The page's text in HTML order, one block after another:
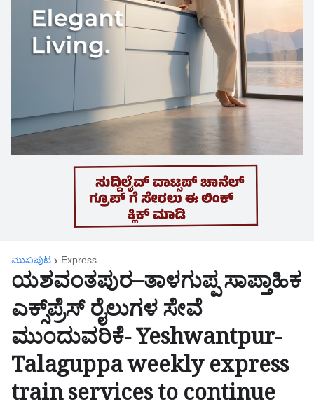
ಮುಖಪುಟ Express
ಯಶವಂತಪುರ–ತಾಳಗುಪ್ಪ ಸಾಪ್ತಾಹಿಕ
ಎಕ್ಸ್‌ಪ್ರೆಸ್ ರೈಲುಗಳ ಸೇವೆ
ಮುಂದುವರಿಕೆ- Yeshwantpur-
Talaguppa weekly express
train services to continue